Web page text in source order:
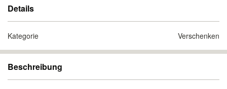
Details
Kategorie Verschenken
Beschreibung